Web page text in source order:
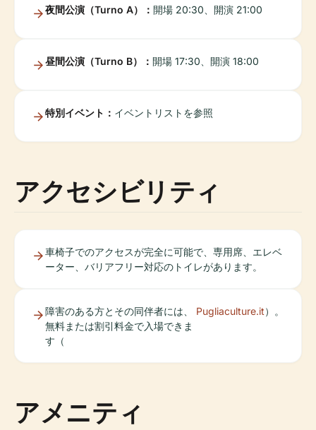
夜間公演（Turno A）： 開場 20:30、開演 21:00
昼間公演（Turno B）： 開場 17:30、開演 18:00
特別イベント： イベントリストを参照
アクセシビリティ
車椅子でのアクセスが完全に可能で、専用席、エレベ
ーター、バリアフリー対応のトイレがあります。
障害のある方とその同伴者には、
無料または割引料金で入場できま
す（
Pugliaculture.it）。
アメニティ